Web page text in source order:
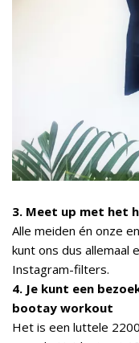
3. Meet up met het
Alle meiden én onze
kunt ons dus allemaal
Instagram-filters.
4. Je kunt een
bootay workout
Het is een luttele